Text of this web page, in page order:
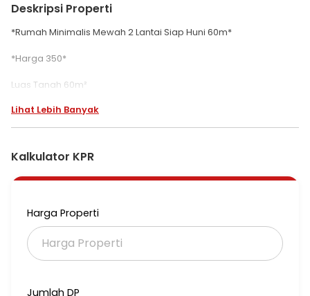
Deskripsi Properti
*Rumah Minimalis Mewah 2 Lantai Siap Huni 60m*
*Harga 350*
Luas Tanah 60m²
Air : Jetpam
Ready Pagar
*Jl. Raya Cileungsi KM 23,2*
Lihat Lebih Banyak
Kalkulator KPR
Harga Properti
Jumlah DP